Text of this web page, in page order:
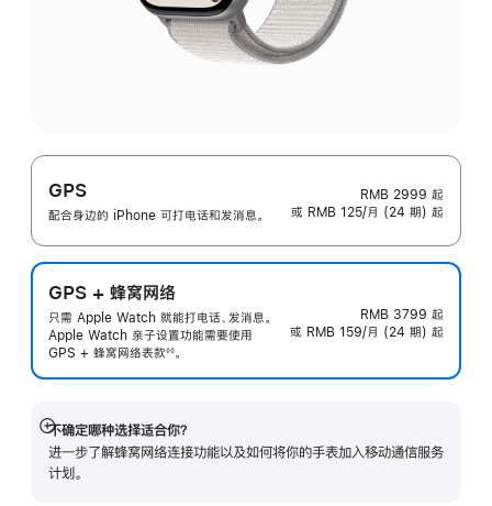
GPS
配合身边的 iPhone 可打电话和发消息。
RMB 2999 起
或 RMB 125/月 (24 期) 起
GPS + 蜂窝网络
只需 Apple Watch 就能打电话、发消息。
Apple Watch 亲子设置功能需要使用
GPS + 蜂窝网络表款◊◊。
RMB 3799 起
或 RMB 159/月 (24 期) 起
不确定哪种选择适合你？
进一步了解蜂窝网络连接功能以及如何将你的手表加入移动通信服务
计划。
展
开